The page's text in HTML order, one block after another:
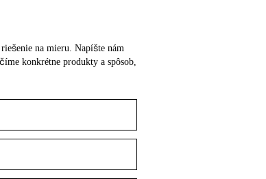
na mieru. Napíšte nám
konkrétne produkty a spôsob,